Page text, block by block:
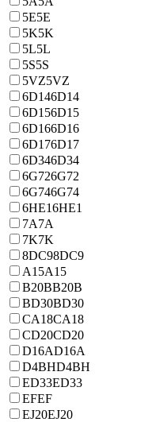
5E5E
5K5K
5L5L
5S5S
5VZ5VZ
6D146D14
6D156D15
6D166D16
6D176D17
6D346D34
6G726G72
6G746G74
6HE16HE1
7A7A
7K7K
8DC98DC9
A15A15
B20BB20B
BD30BD30
CA18CA18
CD20CD20
D16AD16A
D4BHD4BH
ED33ED33
EFEF
EJ20EJ20